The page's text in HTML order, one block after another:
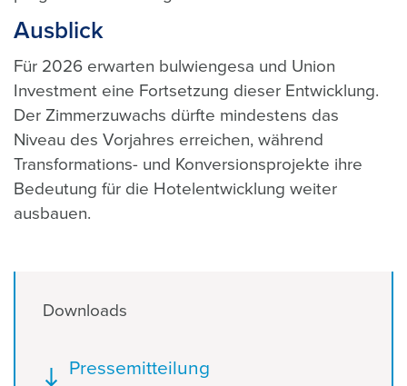
Ausblick
Für 2026 erwarten bulwiengesa und Union
Investment eine Fortsetzung dieser Entwicklung.
Der Zimmerzuwachs dürfte mindestens das
Niveau des Vorjahres erreichen, während
Transformations- und Konversionsprojekte ihre
Bedeutung für die Hotelentwicklung weiter
ausbauen.
Downloads
Dokument
Pressemitteilung